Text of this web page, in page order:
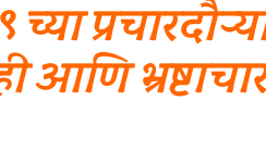
आणि